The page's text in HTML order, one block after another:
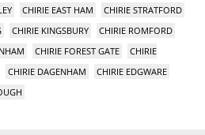
CHIRIE EAST HAM
CHIRIE STRATFORD
CHIRIE KINGSBURY
CHIRIE ROMFORD
CHIRIE FOREST GATE
CHIRIE
CHIRIE DAGENHAM
CHIRIE EDGWARE